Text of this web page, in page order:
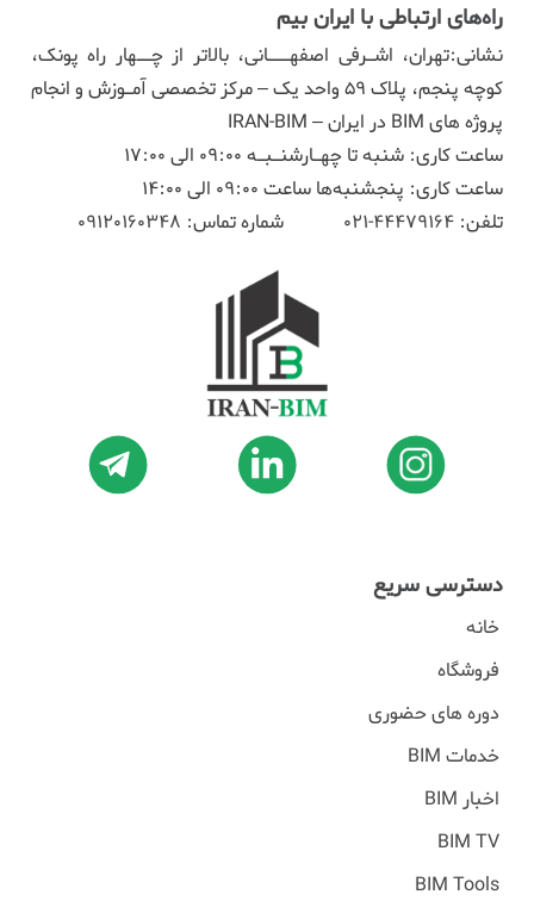
راه‌های ارتباطی با ایران بیم
نشانی:تهران، اشـرفی اصفهـــانی، بالاتر از چــهار راه پونک،
کوچه پنجم، پلاک ۵۹ واحد یک – مرکز تخصصی آمـوزش و انجام
پروژه های BIM در ایران – IRAN-BIM
ساعت کاری: شنبه تا چهـارشنـبـه 09:00 الی 17:00
ساعت کاری: پنجشنبه‌ها ساعت 09:00 الی 14:00
تلفن: 44479164-021 شماره تماس: 09120160348
دسترسی سریع
خانه
فروشگاه
دوره های حضوری
خدمات BIM
اخبار BIM
BIM TV
BIM Tools